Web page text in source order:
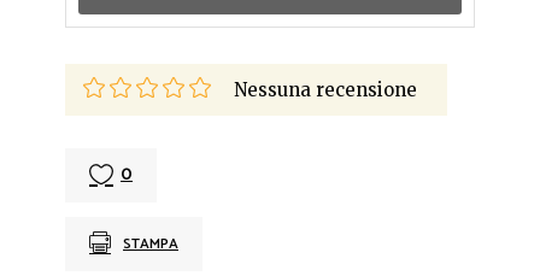
Nessuna recensione
0
STAMPA